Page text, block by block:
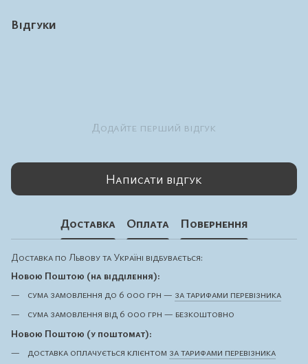
Відгуки
Додайте перший відгук
Написати відгук
Доставка Оплата Повернення
Доставка по Львову та Україні відбувається:
Новою Поштою (на відділення):
сума замовлення до 6 000 грн — за тарифами перевізника
сума замовлення від 6 000 грн — безкоштовно
Новою Поштою (у поштомат):
доставка оплачується клієнтом за тарифами перевізника